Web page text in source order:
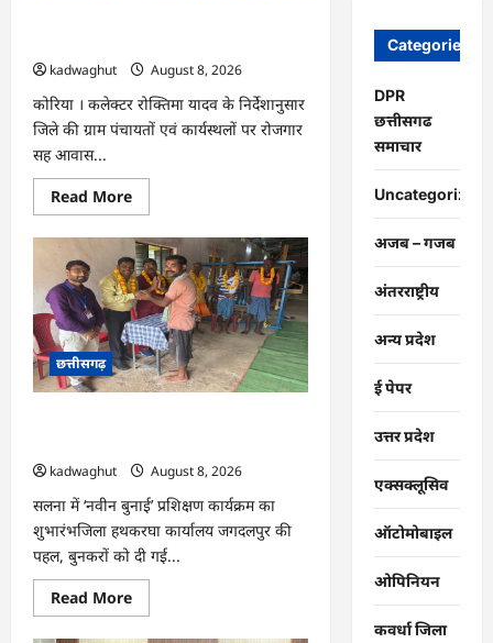
की
अंग्रेजी
शराब
जब्त
…
kadwaghut
August 8, 2026
कोरिया । कलेक्टर रोक्तिमा यादव के निर्देशानुसार
जिले की ग्राम पंचायतों एवं कार्यस्थलों पर रोजगार
सह आवास...
Read MoreRead
more
CG
:
ग्राम
पंचायतों
में
रोजगार
सह
आवास
दिवस
आयोजित
…
छत्तीसगढ़
kadwaghut
August 8, 2026
सलना में ‘नवीन बुनाई’ प्रशिक्षण कार्यक्रम का
शुभारंभजिला हथकरघा कार्यालय जगदलपुर की
पहल, बुनकरों को दी गई...
Read MoreRead
more
Categories
DPR
छत्तीसगढ
समाचार
Uncategorized
अजब – गजब
अंतरराष्ट्रीय
अन्य प्रदेश
ई पेपर
उत्तर प्रदेश
एक्सक्लूसिव
ऑटोमोबाइल
ओपिनियन
कवर्धा जिला